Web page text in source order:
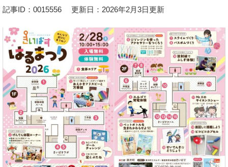
記事ID：0015556 更新日：2026年2月3日更新